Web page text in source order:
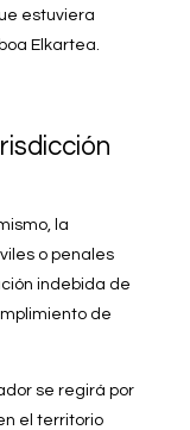
estuviera
Elkartea.
la
o penales
indebida de
de
se regirá por
el territorio